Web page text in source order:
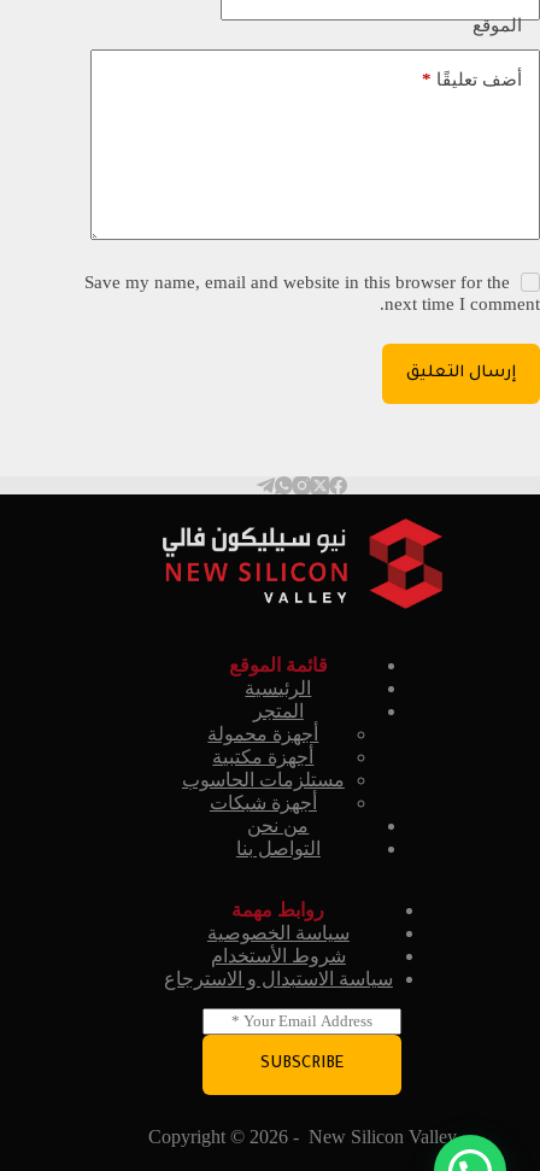
الموقع
أضف تعليقًا *
Save my name, email and website in this browser for the
next time I comment.
إرسال التعليق
قائمة الموقع
الرئيسية
المتجر
أجهزة محمولة
أجهزة مكتبية
مستلزمات الحاسوب
أجهزة شبكات
من نحن
التواصل بنا
روابط مهمة
سياسة الخصوصية
شروط الأستخدام
سياسة الاستبدال و الاسترجاع
m
l
SUBSCRIBE
Copyright © 2026 - New Silicon Valley